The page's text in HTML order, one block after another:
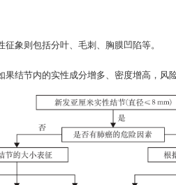
象则包括分叶、毛刺、胸膜凹陷等。
结节内的实性成分增多、密度增高，风